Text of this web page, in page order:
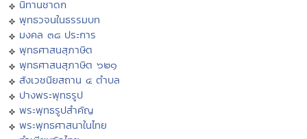
นิทานชาดก
พุทธวจนในธรรมบท
มงคล ๓๘ ประการ
พุทธศาสนสุภาษิต
พุทธศาสนสุภาษิต ๖๒๑
สังเวชนียสถาน ๔ ตำบล
ปางพระพุทธรูป
พระพุทธรูปสำคัญ
พระพุทธศาสนาในไทย